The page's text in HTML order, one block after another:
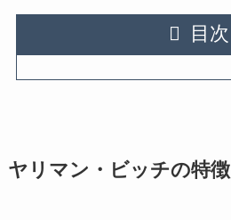
目次
ヤリマン・ビッチの特徴